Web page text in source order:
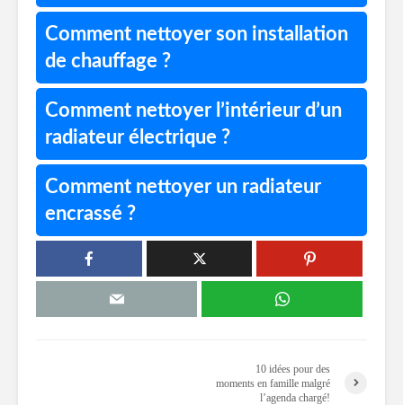
Comment nettoyer son installation
de chauffage ?
Comment nettoyer l’intérieur d’un
radiateur électrique ?
Comment nettoyer un radiateur
encrassé ?
10 idées pour des
moments en famille malgré
l’agenda chargé!